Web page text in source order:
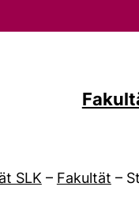
SLK – Fakultät –